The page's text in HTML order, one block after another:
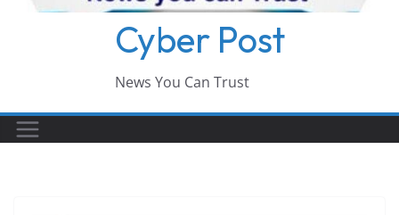
Cyber Post
News You Can Trust